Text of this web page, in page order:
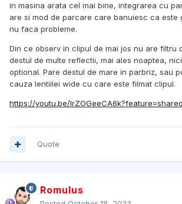
in masina arata cel mai bine, integrarea cu
are si mod de parcare care banuiesc ca este
nu faca probleme.
Din ce observ in clipul de mai jos nu are filtru
destul de multe reflectii, mai ales noaptea,
optional. Pare destul de mare in parbriz, sau
cauza lentiilei wide cu care este filmat clipul.
https://youtu.be/lrZOGeeCA6k?feature=shared
Quote
Romulus